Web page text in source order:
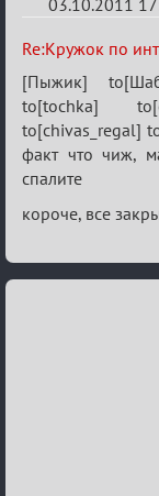
Re:
Кружок
по
интересам
или
турнир?
Re:Кружок по
[Пыжик]
to[tochka]
to[chivas_regal]
факт что чиж,
спалите
короче, все